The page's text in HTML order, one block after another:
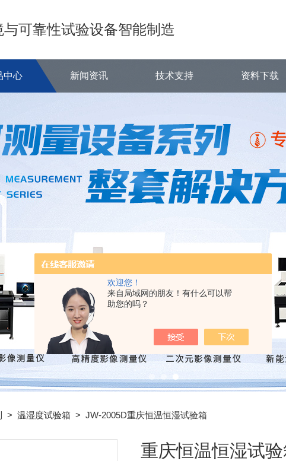
欢迎您！
来自局域网的朋友！有什么可以帮
助您的吗？
与可靠性试验设备智能制造
中心 新闻资讯 技术支持 资料下载
> 温湿度试验箱 > JW-2005D重庆恒温恒湿试验箱
重庆恒温恒湿试